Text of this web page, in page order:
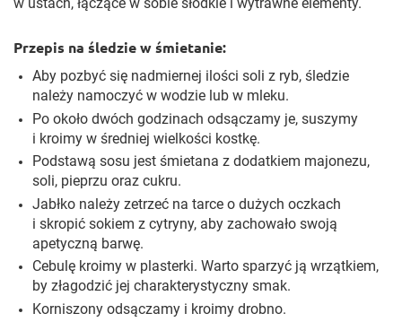
Przepis na śledzie w śmietanie:
Aby pozbyć się nadmiernej ilości soli z ryb, śledzie
należy namoczyć w wodzie lub w mleku.
Po około dwóch godzinach odsączamy je, suszymy
i kroimy w średniej wielkości kostkę.
Podstawą sosu jest śmietana z dodatkiem majonezu,
soli, pieprzu oraz cukru.
Jabłko należy zetrzeć na tarce o dużych oczkach
i skropić sokiem z cytryny, aby zachowało swoją
apetyczną barwę.
Cebulę kroimy w plasterki. Warto sparzyć ją wrzątkiem,
by złagodzić jej charakterystyczny smak.
Korniszony odsączamy i kroimy drobno.